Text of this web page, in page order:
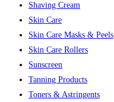
Shaving Cream
Skin Care
Skin Care Masks & Peels
Skin Care Rollers
Sunscreen
Tanning Products
Toners & Astringents